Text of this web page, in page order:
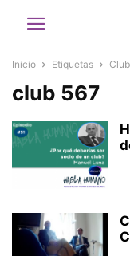
Inicio Etiquetas
club 567